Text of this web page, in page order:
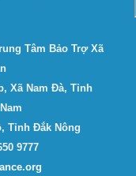
Tâm Bảo Trợ Xã
Xã Nam Đà, Tỉnh
Tỉnh Đắk Nông
9777